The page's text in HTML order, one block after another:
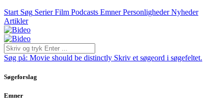
Start Søg Serier Film Podcasts Emner Personligheder Nyheder
Artikler
Søg på: Movie should be distinctly Skriv et søgeord i søgefeltet.
Søgeforslag
Emner